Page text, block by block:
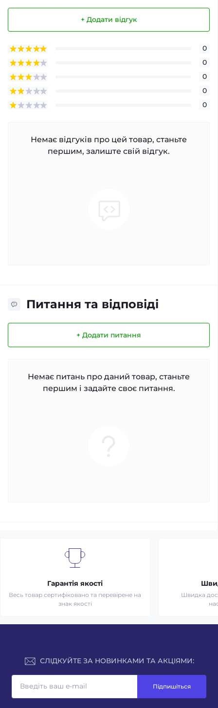
+ Додати відгук
0
0
0
0
0
Немає відгуків про цей товар, станьте
першим, залиште свій відгук.
Питання та відповіді
+ Додати питання
Немає питань про даний товар, станьте
першим і задайте своє питання.
Гарантія якості
Весь товар сертифіковано та перевірене на
знак якості
Швидка
СЛІДКУЙТЕ ЗА НОВИНКАМИ ТА АКЦІЯМИ:
Підпишіться